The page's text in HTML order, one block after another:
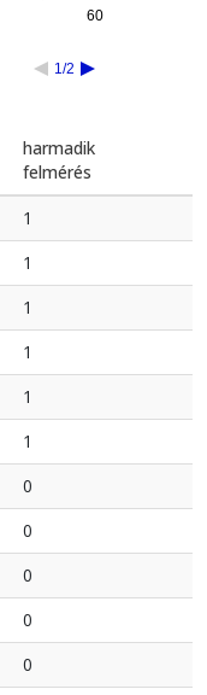
1/2
60
harmadik
felmérés
1
1
1
1
1
1
0
0
0
0
0